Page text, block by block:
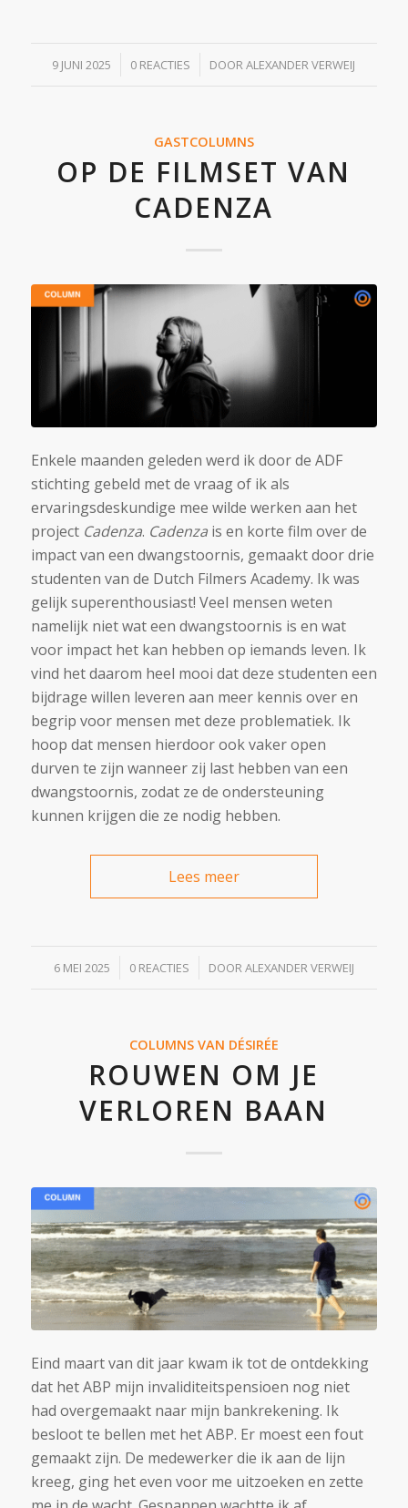
9 JUNI 2025
/ 0 REACTIES
/ DOORALEXANDER VERWEIJ
GASTCOLUMNS
OP DE FILMSET VAN
CADENZA
Enkele maanden geleden werd ik door de ADF
stichting gebeld met de vraag of ik als
ervaringsdeskundige mee wilde werken aan het
project Cadenza. Cadenzais en korte film over de
impact van een dwangstoornis, gemaakt door drie
studenten van de Dutch Filmers Academy. Ik was
gelijk superenthousiast! Veel mensen weten
namelijk niet wat een dwangstoornis is en wat
voor impact het kan hebben op iemands leven. Ik
vind het daarom heel mooi dat deze studenten een
bijdrage willen leveren aan meer kennis over en
begrip voor mensen met deze problematiek. Ik
hoop dat mensen hierdoor ook vaker open
durven te zijn wanneer zij last hebben van een
dwangstoornis, zodat ze de ondersteuning
kunnen krijgen die ze nodig hebben.
Lees meer
6 MEI 2025
/ 0 REACTIES
/ DOORALEXANDER VERWEIJ
COLUMNS VAN DÉSIRÉE
ROUWEN OM JE
VERLOREN BAAN
Eind maart van dit jaar kwam ik tot de ontdekking
dat het ABP mijn invaliditeitspensioen nog niet
had overgemaakt naar mijn bankrekening. Ik
besloot te bellen met het ABP. Er moest een fout
gemaakt zijn. De medewerker die ik aan de lijn
kreeg, ging het even voor me uitzoeken en zette